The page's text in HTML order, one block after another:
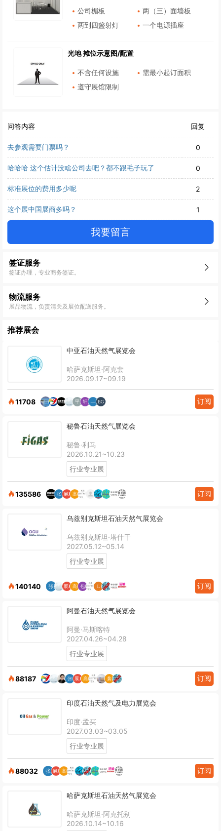
公司楣板
两（三）面墙板
两到四盏射灯
一个电源插座
光地 摊位示意图/配置
不含任何设施
需最小起订面积
遵守展馆限制
问答内容 回复
去参观需要门票吗？ 0
哈哈哈 这个估计没啥公司去吧？都不跟毛子玩了 0
标准展位的费用多少呢 2
这个展中国展商多吗？ 1
我要留言
签证服务
签证办理，专业商务签证。
物流服务
展品物流，负责清关及展位配送服务。
推荐展会
中亚石油天然气展览会
哈萨克斯坦·阿克套
2026.09.17~09.19
11708 订阅
秘鲁石油天然气展览会
秘鲁·利马
2026.10.21~10.23
行业专业展
135586 订阅
乌兹别克斯坦石油天然气展览会
乌兹别克斯坦·塔什干
2027.05.12~05.14
行业专业展
140140 订阅
阿曼石油天然气展览会
阿曼·马斯喀特
2027.04.26~04.28
行业专业展
88187 订阅
印度石油天然气及电力展览会
印度·孟买
2027.03.03~03.05
行业专业展
88032 订阅
哈萨克斯坦石油天然气展览会
哈萨克斯坦·阿克托别
2026.10.14~10.16